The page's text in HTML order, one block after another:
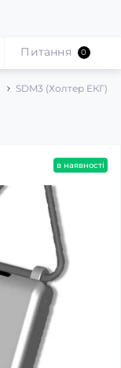
SDM3 (Холтер ЕКГ)
Питання 0
в наявності